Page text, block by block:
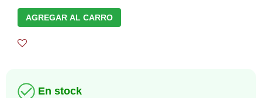
AGREGAR AL CARRO
En stock